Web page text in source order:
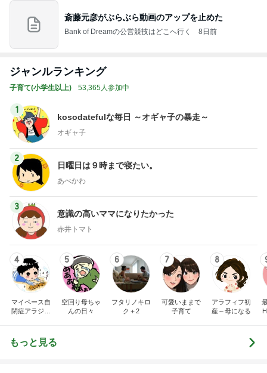
斎藤元彦がぶらぶら動画のアップを止めた
Bank of Dreamの公営競技はどこへ行く 8日前
ジャンルランキング
子育て(小学生以上) 53,365人参加中
1
kosodatefulな毎日 ～オギャ子の暴走～
オギャ子
2
日曜日は９時まで寝たい。
あべかわ
3
意識の高いママになりたかった
赤井トマト
4
マイペース自
閉症アラジン
5
空回り母ちゃ
んの日々
6
フタリノキロ
ク＋2
7
可愛いままで
子育て
8
アラフィフ初
産～母になる
もっと見る